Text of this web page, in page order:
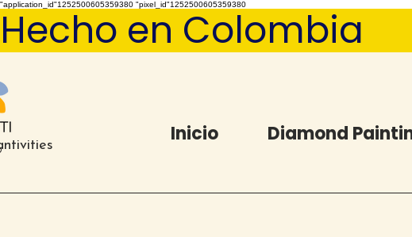
"application_id"1252500605359380 "pixel_id"1252500605359380
Hecho en Colombia
Inicio Diamond